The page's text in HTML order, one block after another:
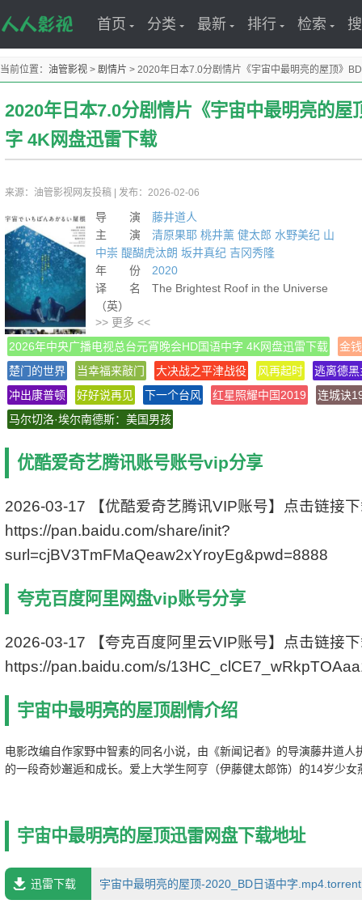
首页 分类 最新 排行 检索
当前位置： 油管影视 > 剧情片 > 2020年日本7.0分剧情片《宇宙中最明亮的屋顶》
2020年日本7.0分剧情片《宇宙中最明亮的屋
字 4K网盘迅雷下载
来源：油管影视网友投稿 发布：2026-02-06
导 演 藤井道人
主 演 清原果耶 桃井薰 健太郎 水野美纪 山
中崇 醍醐虎汰朗 坂井真纪 吉冈秀隆
年 份 2020
译 名 The Brightest Roof in the Universe
（英）
片 名 宇宙でいちばんあかるい屋根
产 地 日本
类 别 剧情
语 言 2020-09-04(日本)
字 幕 中文字幕
上映日期 2020-09-04(日本)
豆瓣评分 7.0/10 from 1062 users
文件格式 x264 + ACC
文件大小 1793 MB
>> 更多 <<
2026年中央广播电视总台元宵晚会HD国语中字 4K网盘迅雷下载
金
楚门的世界
当幸福来敲门 大决战之平津战役 风再起时
逃离德黑
冲出康普顿
好好说再见 下一个台风 红星照耀中国2019
连城诀
马尔切洛·埃尔南德斯：美国男孩
优酷爱奇艺腾讯账号账号vip分享
2026-03-17 【优酷爱奇艺腾讯VIP账号】点击链接
https://pan.baidu.com/share/init?
surl=cjBV3TmFMaQeaw2xYroyEg&pwd=8888
夸克百度阿里网盘vip账号分享
2026-03-17 【夸克百度阿里云VIP账号】点击链接
https://pan.baidu.com/s/
宇宙中最明亮的屋顶剧情介绍
电影改编自作家野中智素的同名小说，由《新闻记者》的导演藤井道人
的一段奇妙邂逅和成长。爱上大学生阿亨（伊藤健太郎饰）的14岁少女
应付无拘无束的星婆婆，但不知从何时开始，她开始向她倾诉自己的烦
宇宙中最明亮的屋顶迅雷网盘下载地址
迅雷下载 宇宙中最明亮的屋顶-2020_BD日语中字